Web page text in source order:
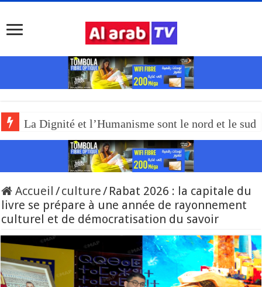
La Dignité et l’Humanisme sont le nord et le
Accueil /culture/ Rabat 2026 : la capitale du
livre se prépare à une année de rayonnement
culturel et de démocratisation du savoir